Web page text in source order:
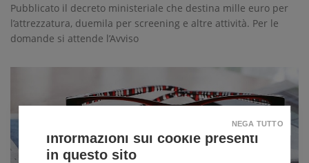
Pubblicato il decreto ministeriale che destina mille euro per
l’attrezzatura, duemila per screening e altre attività. Per le
domande si attende l’Avviso
Informazioni sui cookie presenti
in questo sito
NEGA TUTTO